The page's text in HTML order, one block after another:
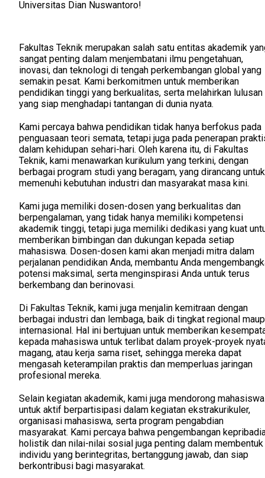
Universitas Dian Nuswantoro!
Fakultas Teknik merupakan salah satu entitas akademik
sangat penting dalam menjembatani ilmu pengetahuan,
inovasi, dan teknologi di tengah perkembangan global yang
semakin pesat. Kami berkomitmen untuk memberikan
pendidikan tinggi yang berkualitas, serta melahirkan lulusan
yang siap menghadapi tantangan di dunia nyata.
Kami percaya bahwa pendidikan tidak hanya berfokus pada
penguasaan teori semata, tetapi juga pada penerapan
dalam kehidupan sehari-hari. Oleh karena itu, di Fakultas
Teknik, kami menawarkan kurikulum yang terkini, dengan
berbagai program studi yang beragam, yang dirancang untuk
memenuhi kebutuhan industri dan masyarakat masa kini.
Kami juga memiliki dosen-dosen yang berkualitas dan
berpengalaman, yang tidak hanya memiliki kompetensi
akademik tinggi, tetapi juga memiliki dedikasi yang kuat
memberikan bimbingan dan dukungan kepada setiap
mahasiswa. Dosen-dosen kami akan menjadi mitra dalam
perjalanan pendidikan Anda, membantu Anda
potensi maksimal, serta menginspirasi Anda untuk terus
berkembang dan berinovasi.
Di Fakultas Teknik, kami juga menjalin kemitraan dengan
berbagai industri dan lembaga, baik di tingkat regional
internasional. Hal ini bertujuan untuk memberikan
kepada mahasiswa untuk terlibat dalam proyek-proyek
magang, atau kerja sama riset, sehingga mereka dapat
mengasah keterampilan praktis dan memperluas jaringan
profesional mereka.
Selain kegiatan akademik, kami juga mendorong mahasiswa
untuk aktif berpartisipasi dalam kegiatan ekstrakurikuler,
organisasi mahasiswa, serta program pengabdian
masyarakat. Kami percaya bahwa pengembangan
holistik dan nilai-nilai sosial juga penting dalam membentuk
individu yang berintegritas, bertanggung jawab, dan siap
berkontribusi bagi masyarakat.